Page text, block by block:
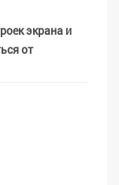
экрана и
от